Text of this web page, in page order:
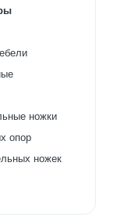
ножки
опор
ножек